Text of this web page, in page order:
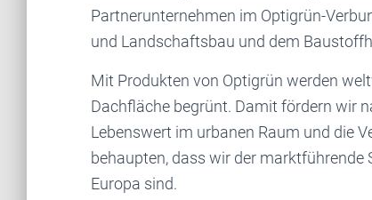
Partnerunternehmen im Optigrün-
und Landschaftsbau und dem
Mit Produkten von Optigrün werden
Dachfläche begrünt. Damit fördern wir
Lebenswert im urbanen Raum und die
behaupten, dass wir der
Europa sind.